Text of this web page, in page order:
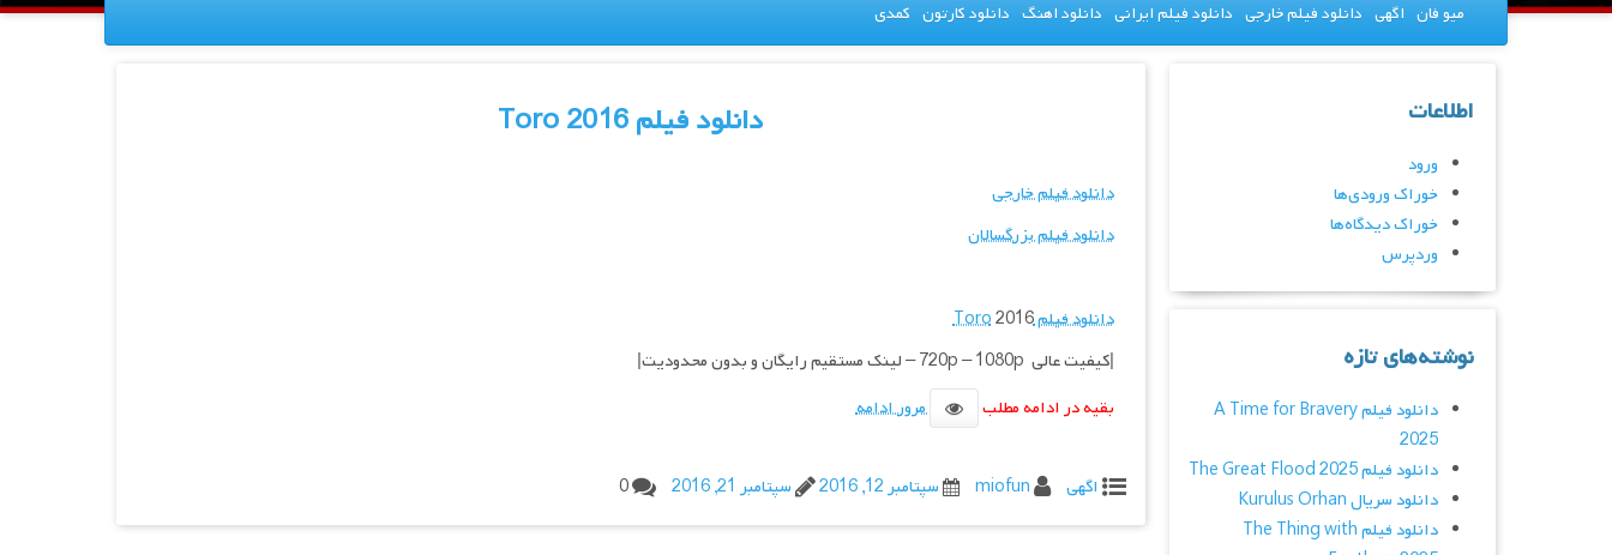
میو فان اگهی دانلود فیلم خارجی دانلود فیلم ایرانی دانلود اهنگ دانلود کارتون کمدی
دانلود فیلم Toro 2016
دانلود فیلم خارجی
دانلود فیلم بزرگسالان
دانلود فیلم Toro2016
|کیفیت عالی 720p – 1080p – لینک مستقیم رایگان و بدون محدودیت|
بقیه در ادامه مطلب
مرور ادامه
اگهی miofun سپتامبر 12, 2016 سپتامبر 21, 2016 0
اطلاعات
ورود
خوراک ورودی‌ها
خوراک دیدگاه‌ها
وردپرس
نوشته‌های تازه
دانلود فیلم A Time for Bravery
2025
دانلود فیلم The Great Flood 2025
دانلود سریال Kurulus Orhan
دانلود فیلم The Thing with